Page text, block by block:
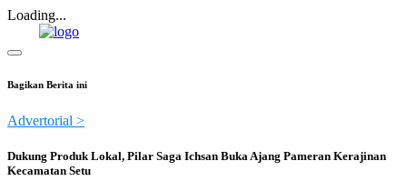
Loading...
Bagikan Berita ini
Advertorial >
Dukung Produk Lokal, Pilar Saga Ichsan Buka Ajang Pameran Kerajinan
Kecamatan Setu